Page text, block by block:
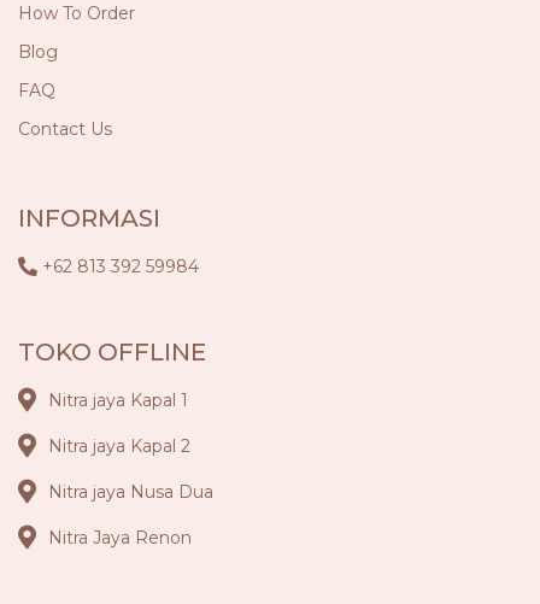
How To Order
Blog
FAQ
Contact Us
INFORMASI
+62 813 392 59984
TOKO OFFLINE
Nitra jaya Kapal 1
Nitra jaya Kapal 2
Nitra jaya Nusa Dua
Nitra Jaya Renon